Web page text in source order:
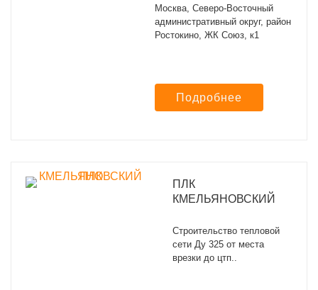
Москва, Северо-Восточный
административный округ, район
Ростокино, ЖК Союз, к1
Подробнее
ПЛК
КМЕЛЬЯНОВСКИЙ
Строительство тепловой
сети Ду 325 от места
врезки до цтп..